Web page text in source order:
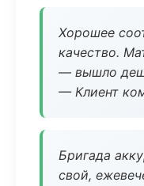
Хорошее
качество.
— вышло
— Клиент
Бригада
свой,